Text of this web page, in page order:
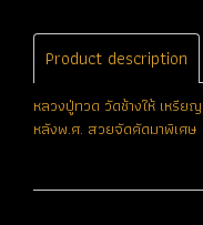
Product description
หลวงปู่ทวด วัดช้างให้ เหรี
หลังพ.ศ. สวยจัดคัดมาพิเศษ